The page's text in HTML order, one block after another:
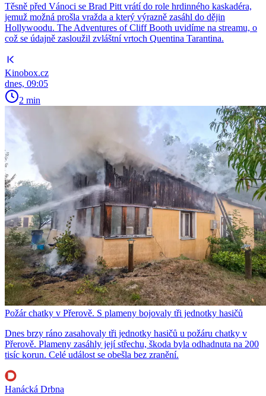
Těsně před Vánoci se Brad Pitt vrátí do role hrdinného kaskadéra,
jemuž možná prošla vražda a který výrazně zasáhl do dějin
Hollywoodu. The Adventures of Cliff Booth uvidíme na streamu, o
což se údajně zasloužil zvláštní vrtoch Quentina Tarantina.
Kinobox.cz
dnes, 09:05
2 min
Požár chatky v Přerově. S plameny bojovaly tři jednotky hasičů
Dnes brzy ráno zasahovaly tři jednotky hasičů u požáru chatky v
Přerově. Plameny zasáhly její střechu, škoda byla odhadnuta na 200
tisíc korun. Celé událost se obešla bez zranění.
Hanácká Drbna